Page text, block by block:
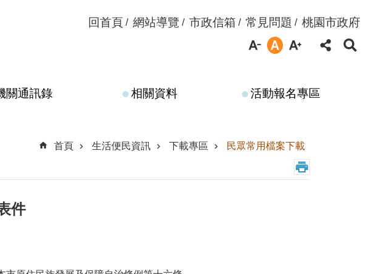
回首頁 網站導覽 市政信箱 常見問題 桃園市政府
關通訊錄 相關資料 活動報名專區
首頁
生活便民資訊 下載專區 民眾常用檔案下載
件